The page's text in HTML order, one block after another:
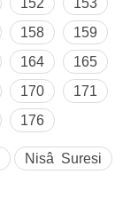
152
153
158
159
164
165
170
171
176
Nisâ Suresi